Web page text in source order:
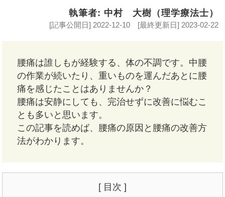
執筆者: 中村 大樹（理学療法士）
[記事公開日] 2022-12-10 [最終更新日] 2023-02-22
腰痛は誰しもが経験する、体の不調です。中腰
の作業が続いたり、重いものを運んだあとに腰
痛を感じたことはありませんか？
腰痛は安静にしても、完治せずに改善に悩むこ
とも多いと思います。
この記事を読めば、腰痛の原因と腰痛の改善方
法がわかります。
[ 目次 ]